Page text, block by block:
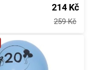
214 Kč
259 Kč